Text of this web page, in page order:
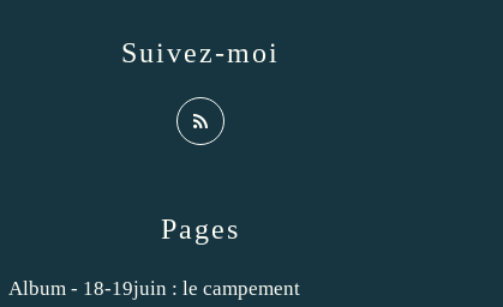
Pages
Album - 18-19juin : le campement
Suivez-moi